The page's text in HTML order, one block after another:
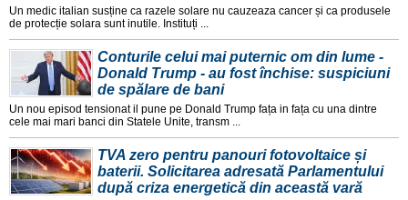
Un medic italian susține ca razele solare nu cauzeaza cancer și ca produsele
de protecție solara sunt inutile. Instituți ...
Conturile celui mai puternic om din lume -
Donald Trump - au fost închise: suspiciuni
de spălare de bani
Un nou episod tensionat il pune pe Donald Trump fața in fața cu una dintre
cele mai mari banci din Statele Unite, transm ...
TVA zero pentru panouri fotovoltaice și
baterii. Solicitarea adresată Parlamentului
după criza energetică din această vară